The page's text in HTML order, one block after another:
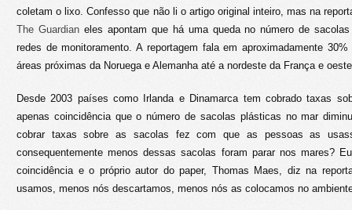
coletam o lixo. Confesso que não li o artigo original inteiro, mas na
The Guardianeles apontam que há uma queda no número de
redes de monitoramento. A reportagem fala em aproximadamente
áreas próximas da Noruega e Alemanha até a nordeste da França e
Desde 2003 países como Irlanda e Dinamarca tem cobrado taxas
apenas coincidência que o número de sacolas plásticas no mar
cobrar taxas sobre as sacolas fez com que as pessoas as
consequentemente menos dessas sacolas foram parar nos mares?
coincidência e o próprio autor do paper, Thomas Maes, diz na
usamos, menos nós descartamos, menos nós as colocamos no